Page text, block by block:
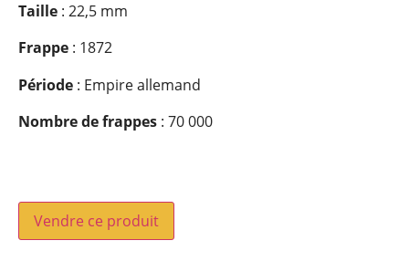
Taille : 22,5 mm
Frappe : 1872
Période : Empire allemand
Nombre de frappes : 70 000
Vendre ce produit